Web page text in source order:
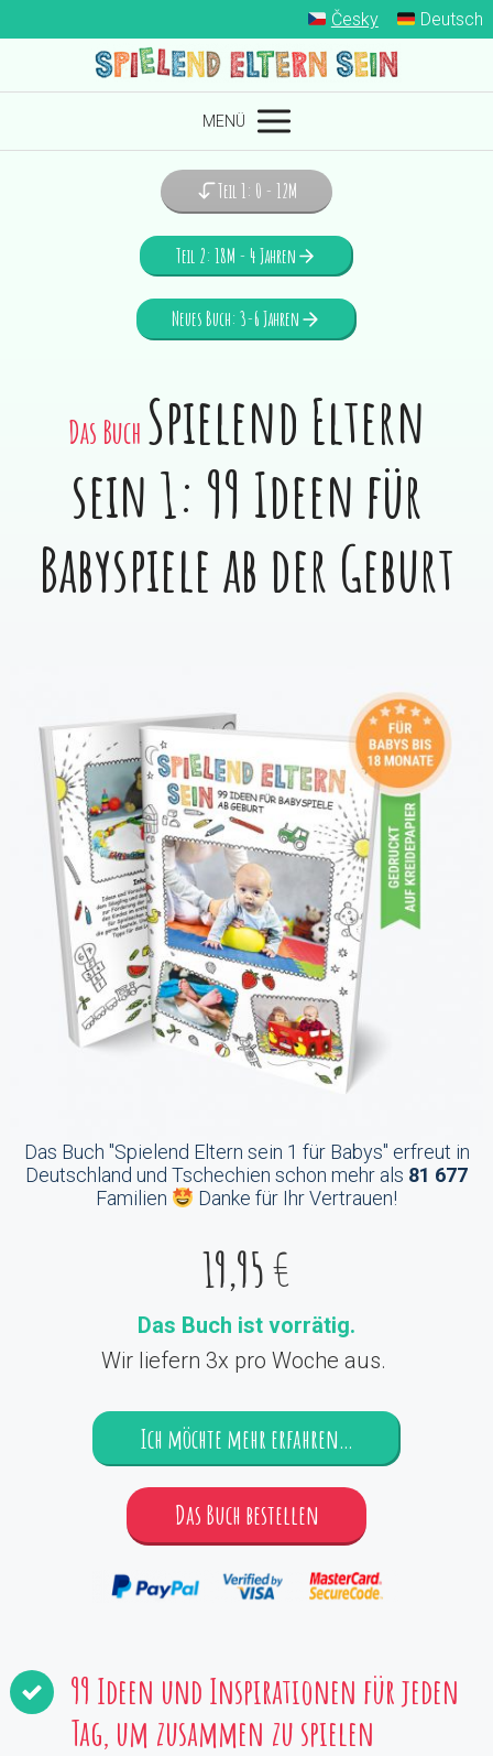
Česky Deutsch
MENÜ
Teil 1: 0 - 12M
Teil 2: 18M - 4 Jahren
Neues Buch: 3-6 Jahren
Das Buch Spielend Eltern
sein 1: 99 Ideen für
Babyspiele ab der Geburt
Das Buch "Spielend Eltern sein 1 für Babys" erfreut in
Deutschland und Tschechien schon mehr als 81 677
Familien
Danke für Ihr Vertrauen!
19,95€
Das Buch ist vorrätig.
Wir liefern 3x pro Woche aus.
Ich möchte mehr erfahren…
Das Buch bestellen
99 Ideen und Inspirationen für jeden
Tag, um zusammen zu spielen